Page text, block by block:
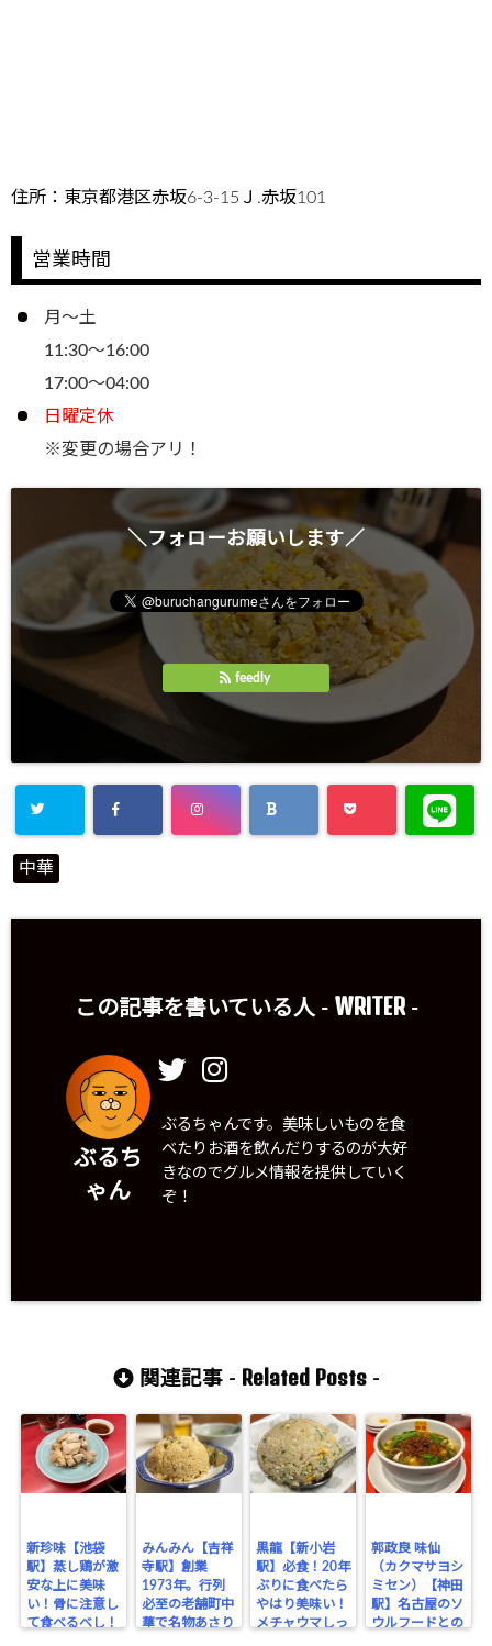
住所：東京都港区赤坂6-3-15Ｊ.赤坂101
営業時間
月～土
11:30～16:00
17:00～04:00
日曜定休
※変更の場合アリ！
＼フォローお願いします／
feedly
中華
この記事を書いている人 - WRITER-
ぶるち
ゃん
ぶるちゃんです。美味しいものを食
べたりお酒を飲んだりするのが大好
きなのでグルメ情報を提供していく
ぞ！
関連記事 - Related Posts-
新珍味【池袋
駅】蒸し鶏が激
安な上に美味
い！骨に注意し
て食べるべし！
みんみん【吉祥
寺駅】創業
1973年。行列
必至の老舗町中
華で名物あさり
黒龍【新小岩
駅】必食！20年
ぶりに食べたら
やはり美味い！
メチャウマしっ
郭政良 味仙
（カクマサヨシ
ミセン）【神田
駅】名古屋のソ
ウルフードとの